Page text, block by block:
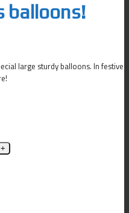
balloons!
large sturdy balloons. In festive